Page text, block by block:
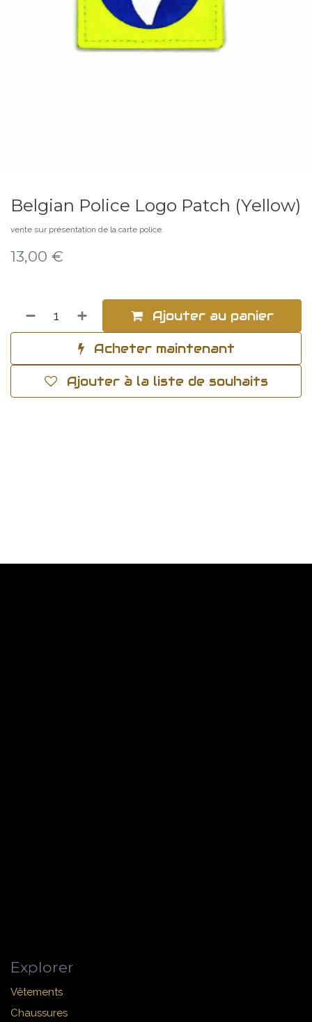
Belgian Police Logo Patch (Yellow)
vente sur présentation de la carte police.
13,00 €
Ajouter au panier
Acheter maintenant
Ajouter à la liste de souhaits
Explorer
Vêtements
Chaussures